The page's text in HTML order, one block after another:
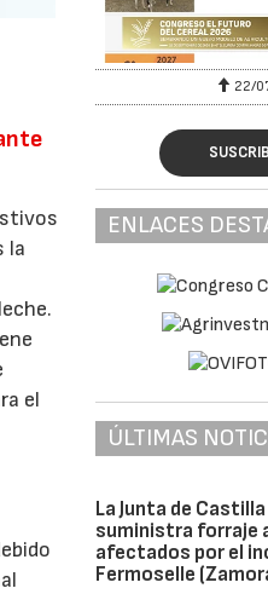
la
el
22/
ENLACES
ÚLTIMAS
La Junta de
suministra forraje
afectados por el
Fermoselle